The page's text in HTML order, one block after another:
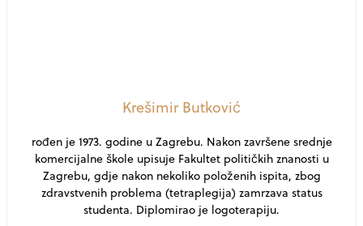
Krešimir Butković
rođen je 1973. godine u Zagrebu. Nakon završene srednje
komercijalne škole upisuje Fakultet političkih znanosti u
Zagrebu, gdje nakon nekoliko položenih ispita, zbog
zdravstvenih problema (tetraplegija) zamrzava status
studenta. Diplomirao je logoterapiju.